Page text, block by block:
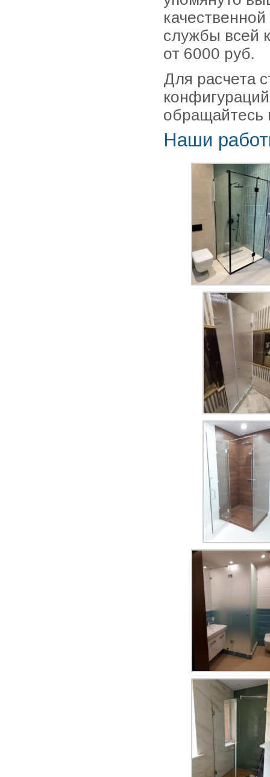
службы всей
от 6000 руб.
Для расчета
Наши